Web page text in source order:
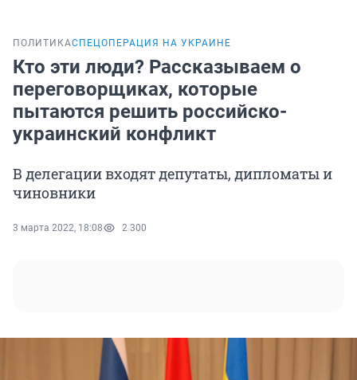
ПОЛИТИКАСПЕЦОПЕРАЦИЯ НА УКРАИНЕ
Кто эти люди? Рассказываем о
переговорщиках, которые
пытаются решить российско-
украинский конфликт
В делегации входят депутаты, дипломаты и
чиновники
3 марта 2022, 18:08 2 300